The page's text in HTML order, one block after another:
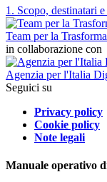
1. Scopo, destinatari
Team per la
in collaborazione con
Agenzia per l'Italia
Seguici su
Privacy policy
Cookie policy
Note legali
Manuale operativo